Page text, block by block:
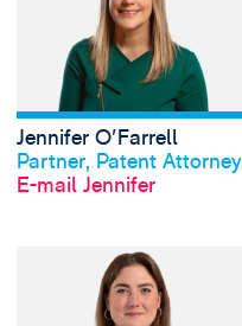
Profil anschauen
Jennifer O'Farrell
Partner, Patent Attorney
E-mail Jennifer